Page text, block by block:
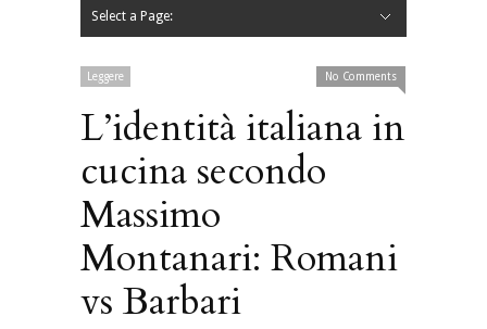
Select a Page:
Leggere No Comments
L’identità italiana in
cucina secondo
Massimo
Montanari: Romani
vs Barbari